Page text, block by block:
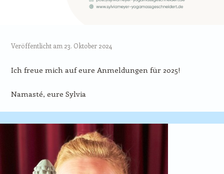
Veröffentlicht am 23. Oktober 2024
Ich freue mich auf eure Anmeldungen für 2025!
Namasté, eure Sylvia